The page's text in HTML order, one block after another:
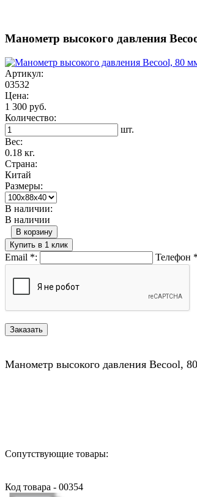
Манометр высокого давления
Артикул:
03532
Цена:
1 300 руб.
Количество:
шт.
Вес:
0.18 кг.
Страна:
Китай
Размеры:
В наличии:
В наличии
В корзину
Купить в 1 клик
Email *: Телефон *
Манометр высокого давления Becool,
Сопутствующие товары:
Код товара - 00354